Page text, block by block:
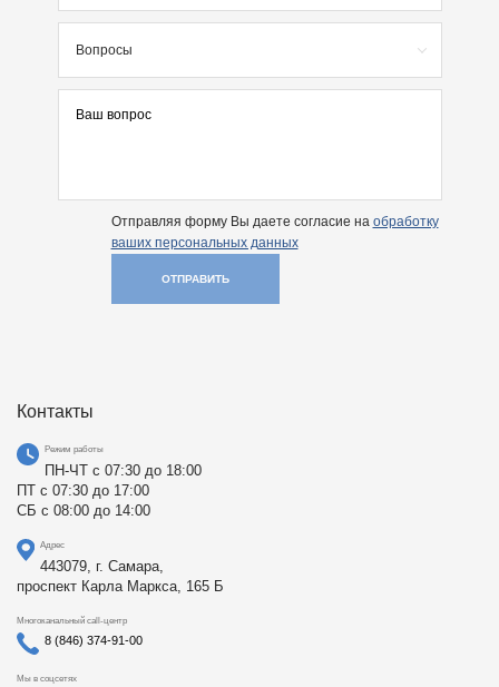
Вопросы
Отправляя форму Вы даете согласие на обработку
ваших персональных данных
ОТПРАВИТЬ
Контакты
Режим работы
ПН-ЧТ с 07:30 до 18:00
ПТ с 07:30 до 17:00
СБ с 08:00 до 14:00
Адрес
443079, г. Самара,
проспект Карла Маркса, 165 Б
Многоканальный call-центр
8 (846) 374-91-00
Мы в соцсетях